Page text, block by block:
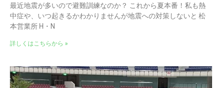
最近地震が多いので避難訓練なのか？ これから夏本番！私も熱
中症や、いつ起きるかわかりませんが地震への対策しないと 松
本営業所 H・N
詳しくはこちらから »